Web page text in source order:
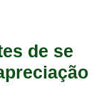
de se